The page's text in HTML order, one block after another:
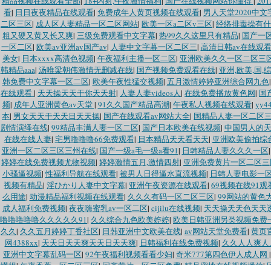
看| 日日夜夜精品在线观看| 免费成年人黄页视频在线观看| 男人天堂2020中文
二区三区| 成人区人妻精品一区二区网站| 欧美一区a二区v三区| 经络排毒操有
粗又硬又黄又长又爽| 三级免费观看中文字幕| 热99久久这里只有精品| 国产一
一区二区| 欧美av亚洲av国产av| 人妻中文字幕一区二区三| 高清日韩av在线观看
美女| 日本xxxx高清色视频| 午夜福利主播一区二区| 亚洲欧美久久一区二区三
韩精品aaa| 汤唯梁朝伟激情无删减在线| 国产视频免费观看在线| 亚洲,欧美,国,
韩免费中文字幕一区二区| 欧美午夜性猛交视频| 五月激情婷婷亚洲综合网九色
在线观看| 天天操天天干你天天射| 人妻人妻videos人| 在线免费播放黄色网| 国
频| 成年人亚洲黄色av天堂| 91久久国产精品高潮| 午夜私人视频在线观看|
本| 男女天天干天天日天天操| 国产在线观看av网站大全| 国精品人妻一区二区
剧情演绎在线| 99精品丰满人妻一区二区| 国产日本欧美在线视频| 中国男人的
在线在线人妻| 宅男噜噜噜66免费观看| 日本精品天天看天天| 亚洲欧美偷拍综
亚洲一区二区三区三州在线| 国产一级a毛一级a看91| 日韩精品人妻久久久一区
婷婷在线免费视频尤物视频| 婷婷激情五月,激情四射| 亚洲免费黄片一区二区
小骚逼视频|性福利导航在线观看| 被男人日得逼水直流视频| 日韩人妻电影一
视频有精品| 淫ひかり人妻中文字幕| 亚洲午夜资源在线观看| 69视频在线91观
么用途| 动漫精品福利视频在线观看| 久久久有码一区二区三区| 99网站的黄色
成人福利免费视频| 夜夜嗨蜜乳av一区二区| cijilu在线视频| 天天操天天色天天
噜噜噜噜噜久久久久久91| 久久综合九色欧美婷婷| 欧美日韩亚洲另类视频免费
久久| 久久五月婷婷丁香社区| 日韩亚洲中文欧美在线| av网站天堂免费看| 黄页
网4388xx| 天天日天天爽天天日天天爽| 日韩福利在线免费视频| 久久人人爽
亚洲中文字幕乱码一区| 92午夜福利视频看看少妇| 奇米777第四色伊人成人网